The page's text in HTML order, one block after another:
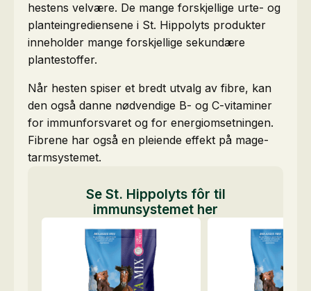
hestens velvære. De mange forskjellige urte- og
planteingrediensene i St. Hippolyts produkter
inneholder mange forskjellige sekundære
plantestoffer.
Når hesten spiser et bredt utvalg av fibre, kan
den også danne nødvendige B- og C-vitaminer
for immunforsvaret og for energiomsetningen.
Fibrene har også en pleiende effekt på mage-
tarmsystemet.
Se St. Hippolyts fôr til
immunsystemet her